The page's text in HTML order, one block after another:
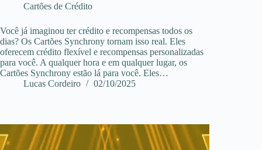
Cartões de Crédito
Você já imaginou ter crédito e recompensas todos os
dias? Os Cartões Synchrony tornam isso real. Eles
oferecem crédito flexível e recompensas personalizadas
para você. A qualquer hora e em qualquer lugar, os
Cartões Synchrony estão lá para você. Eles…
Lucas Cordeiro
02/10/2025